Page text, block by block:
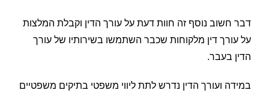
דבר חשוב נוסף זה חוות דעת על עורך הדין וקבלת המלצות
על עורך דין מלקוחות שכבר השתמשו בשירותיו של עורך
הדין בעבר.
במידה ועורך הדין נדרש לתת ליווי משפטי בתיקים משפטיים